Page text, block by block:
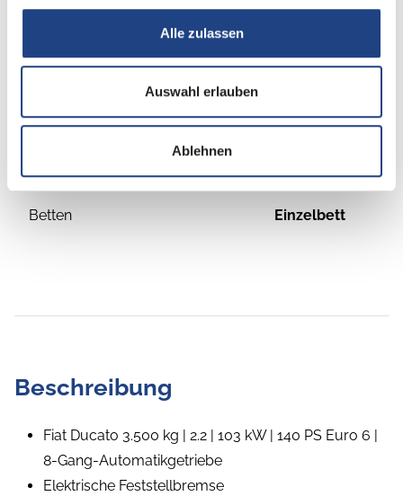
Alle zulassen
Auswahl erlauben
Ablehnen
Betten Einzelbett
Beschreibung
Fiat Ducato 3.500 kg | 2.2 | 103 kW | 140 PS Euro 6 |
8-Gang-Automatikgetriebe
Elektrische Feststellbremse